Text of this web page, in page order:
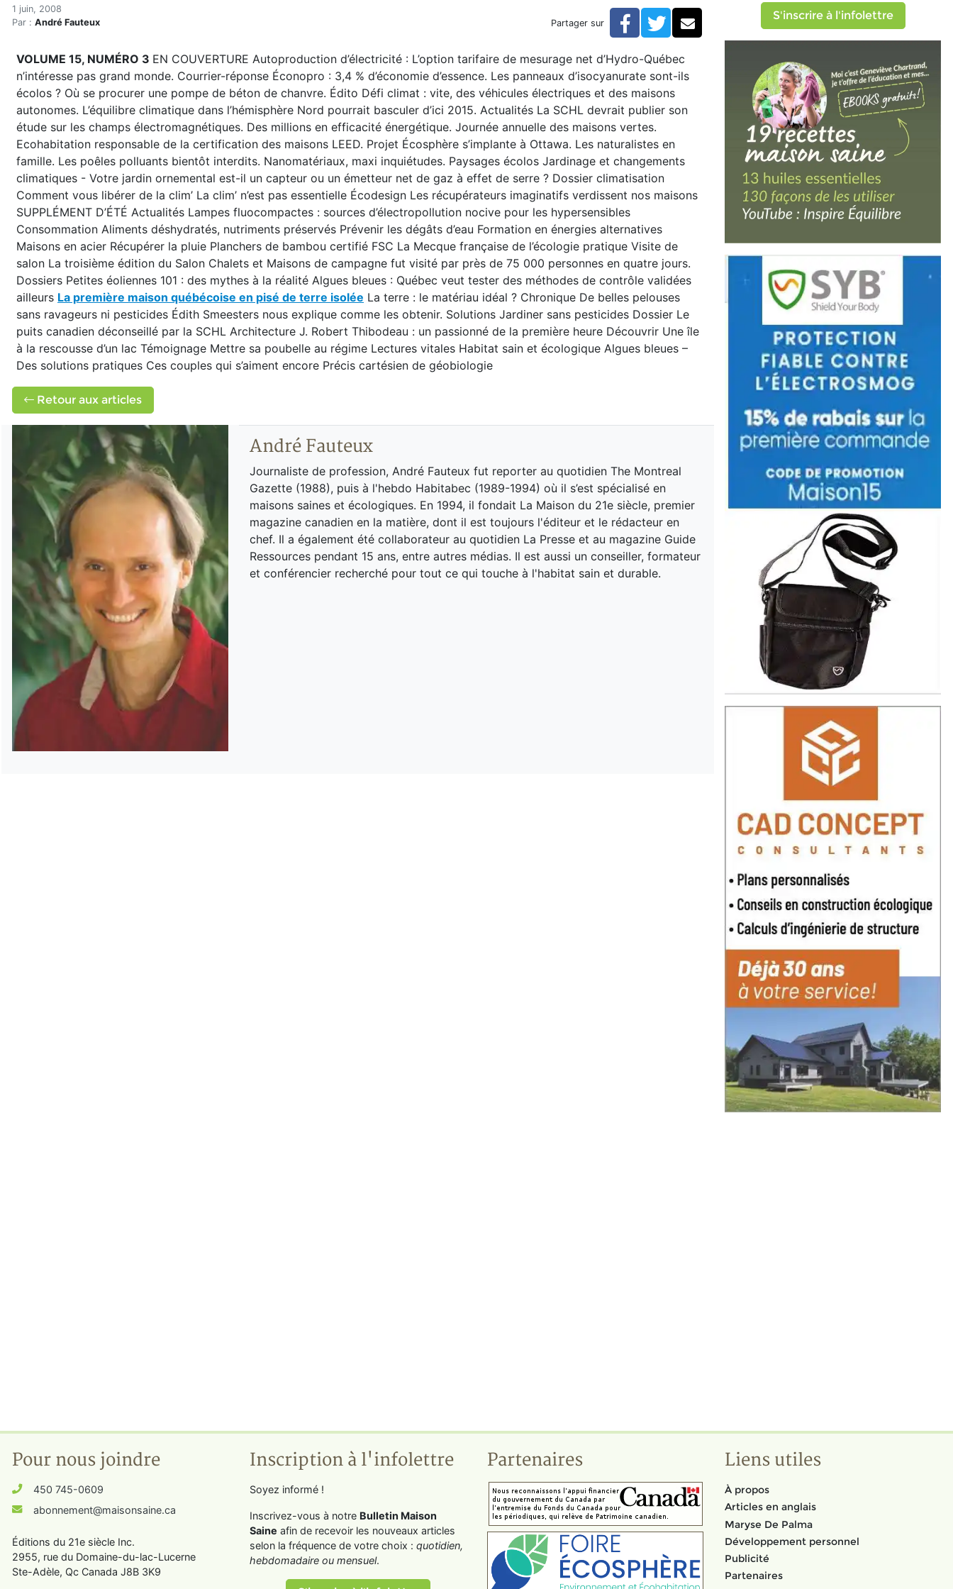
Accueil
Articles
Été 2008
Été 2008
1 juin, 2008
Par : André Fauteux Partager sur Facebook
TwitterCourriel
VOLUME 15, NUMÉRO 3 EN COUVERTURE Autoproduction d’électricité : L’option tarifaire de mesurage net d’Hydro-Québec
n’intéresse pas grand monde. Courrier-réponse Éconopro : 3,4 % d’économie d’essence. Les panneaux d’isocyanurate sont-ils
écolos ? Où se procurer une pompe de béton de chanvre. Édito Défi climat : vite, des véhicules électriques et des maisons
autonomes. L’équilibre climatique dans l’hémisphère Nord pourrait basculer d’ici 2015. Actualités La SCHL devrait publier son
étude sur les champs électromagnétiques. Des millions en efficacité énergétique. Journée annuelle des maisons vertes.
Ecohabitation responsable de la certification des maisons LEED. Projet Écosphère s’implante à Ottawa. Les naturalistes en
famille. Les poêles polluants bientôt interdits. Nanomatériaux, maxi inquiétudes. Paysages écolos Jardinage et changements
climatiques - Votre jardin ornemental est-il un capteur ou un émetteur net de gaz à effet de serre ? Dossier climatisation
Comment vous libérer de la clim’ La clim’ n’est pas essentielle Écodesign Les récupérateurs imaginatifs verdissent nos maisons
SUPPLÉMENT D’ÉTÉ Actualités Lampes fluocompactes : sources d’électropollution nocive pour les hypersensibles
Consommation Aliments déshydratés, nutriments préservés Prévenir les dégâts d’eau Formation en énergies alternatives
Maisons en acier Récupérer la pluie Planchers de bambou certifié FSC La Mecque française de l’écologie pratique Visite de
salon La troisième édition du Salon Chalets et Maisons de campagne fut visité par près de 75 000 personnes en quatre jours.
Dossiers Petites éoliennes 101 : des mythes à la réalité Algues bleues : Québec veut tester des méthodes de contrôle validées
ailleurs La première maison québécoise en pisé de terre isolée La terre : le matériau idéal ? Chronique De belles pelouses
sans ravageurs ni pesticides Édith Smeesters nous explique comme les obtenir. Solutions Jardiner sans pesticides Dossier Le
puits canadien déconseillé par la SCHL Architecture J. Robert Thibodeau : un passionné de la première heure Découvrir Une île
à la rescousse d’un lac Témoignage Mettre sa poubelle au régime Lectures vitales Habitat sain et écologique Algues bleues –
Des solutions pratiques Ces couples qui s’aiment encore Précis cartésien de géobiologie
Retour aux articles
André Fauteux
Journaliste de profession, André Fauteux fut reporter au quotidien The Montreal
Gazette (1988), puis à l'hebdo Habitabec (1989-1994) où il s’est spécialisé en
maisons saines et écologiques. En 1994, il fondait La Maison du 21e siècle, premier
magazine canadien en la matière, dont il est toujours l'éditeur et le rédacteur en
chef. Il a également été collaborateur au quotidien La Presse et au magazine Guide
Ressources pendant 15 ans, entre autres médias. Il est aussi un conseiller, formateur
et conférencier recherché pour tout ce qui touche à l'habitat sain et durable.
S'inscrire à l'infolettre
Pour nous joindre
450 745-0609
abonnement@maisonsaine.ca
Éditions du 21e siècle Inc.
2955, rue du Domaine-du-lac-Lucerne
Ste-Adèle, Qc Canada J8B 3K9
Inscription à l'infolettre
Soyez informé !
Inscrivez-vous à notre Bulletin Maison
Saine afin de recevoir les nouveaux articles
selon la fréquence de votre choix : quotidien,
hebdomadaire ou mensuel.
Partenaires Liens utiles
À propos
Articles en anglais
Maryse De Palma
Développement personnel
Publicité
Partenaires